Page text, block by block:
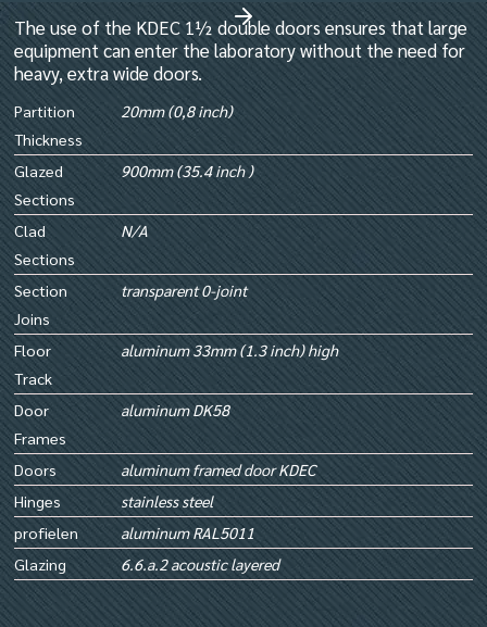
The use of the KDEC 1½ double doors ensures that large
equipment can enter the laboratory without the need for
heavy, extra wide doors.
Partition
Thickness
20mm (0,8 inch)
Glazed
Sections
900mm (35.4 inch )
Clad
Sections
N/A
Section
Joins
transparent 0-joint
Floor
Track
aluminum 33mm (1.3 inch) high
Door
Frames
aluminum DK58
Doors
aluminum framed door KDEC
Hinges
stainless steel
profielen
aluminum RAL5011
Glazing
6.6.a.2 acoustic layered